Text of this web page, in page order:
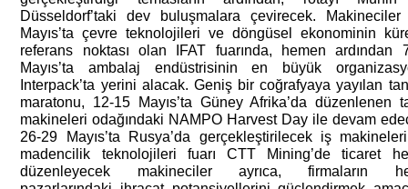
Düsseldorf’taki dev buluşmalara çevirecek. Makineciler
Mayıs’ta çevre teknolojileri ve döngüsel ekonominin
referans noktası olan IFAT fuarında, hemen ardından
Mayıs’ta ambalaj endüstrisinin en büyük
Interpack’ta yerini alacak. Geniş bir coğrafyaya yayılan
maratonu, 12-15 Mayıs’ta Güney Afrika’da düzenlenen
makineleri odağındaki NAMPO Harvest Day ile devam
26-29 Mayıs’ta Rusya’da gerçekleştirilecek iş
madencilik teknolojileri fuarı CTT Mining’de ticaret
düzenleyecek makineciler ayrıca, firmaların